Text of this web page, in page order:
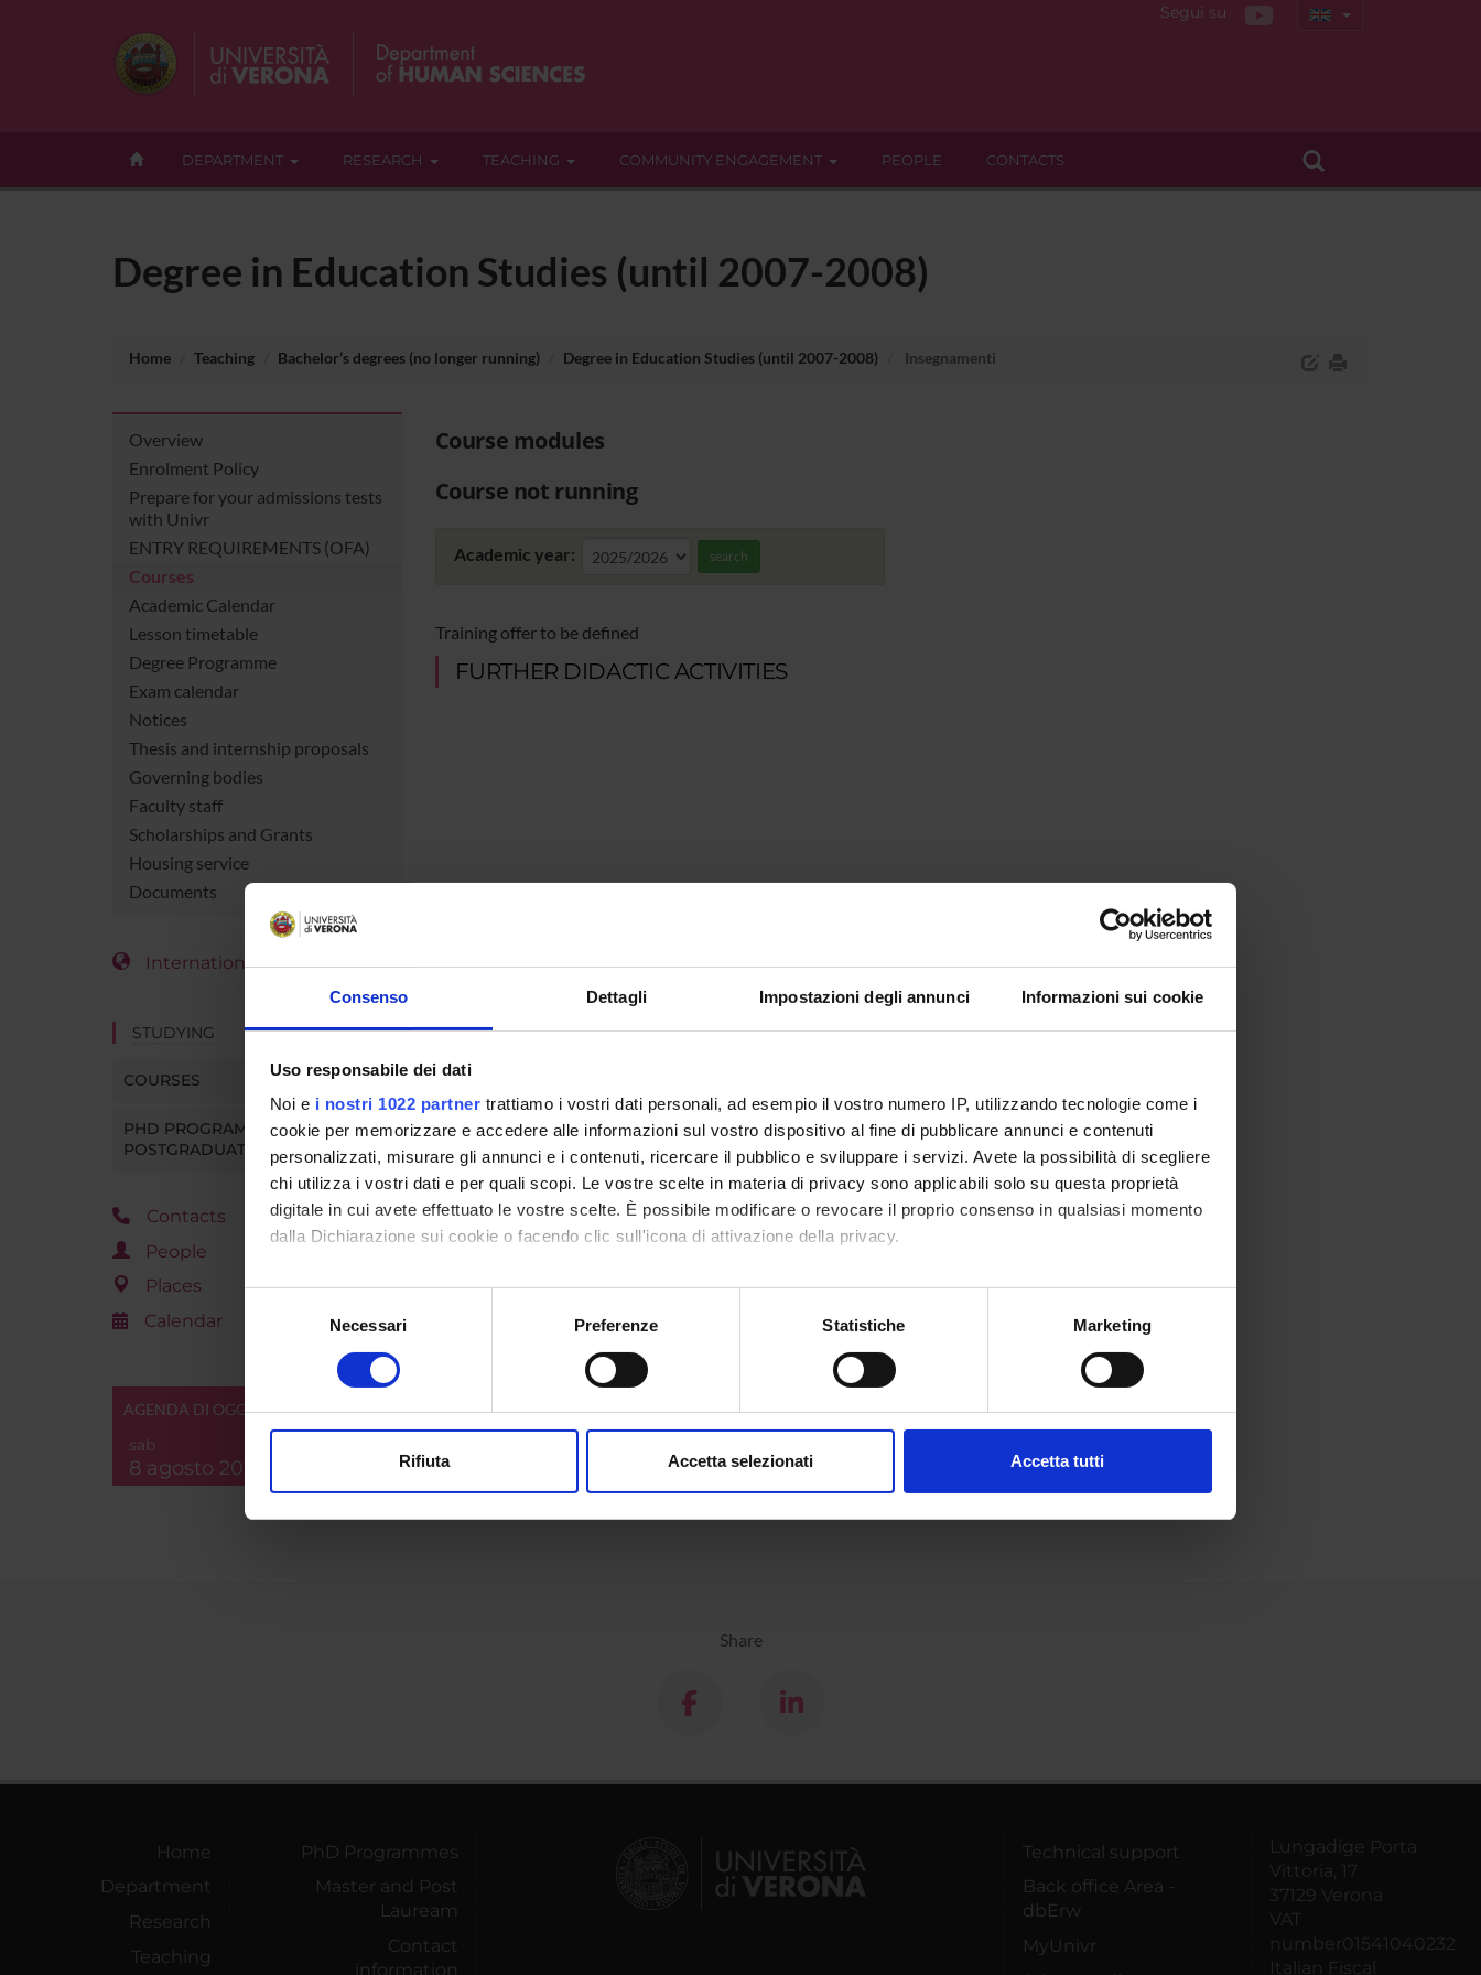
Consenso Dettagli Impostazioni degli annunci Informazioni sui cookie
Uso responsabile dei dati
Noi e i nostri 1022 partner trattiamo i vostri dati personali, ad esempio il vostro numero IP, utilizzando tecnologie come i
cookie per memorizzare e accedere alle informazioni sul vostro dispositivo al fine di pubblicare annunci e contenuti
personalizzati, misurare gli annunci e i contenuti, ricercare il pubblico e sviluppare i servizi. Avete la possibilità di scegliere
chi utilizza i vostri dati e per quali scopi. Le vostre scelte in materia di privacy sono applicabili solo su questa proprietà
digitale in cui avete effettuato le vostre scelte. È possibile modificare o revocare il proprio consenso in qualsiasi momento
dalla Dichiarazione sui cookie o facendo clic sull'icona di attivazione della privacy.
Con il tuo consenso, vorremmo anche:
raccogliere informazioni sulla tua posizione geografica, con un'approssimazione di qualche metro,
digitali).
modificare o ritirare il tuo consenso in qualsiasi momento dalla Dichiarazione sui cookie.
Necessari Preferenze Statistiche Marketing
Rifiuta Accetta selezionati Accetta tutti
Segui su
DEPARTMENT RESEARCH TEACHING COMMUNITY ENGAGEMENT PEOPLE CONTACTS
Degree in Education Studies (until 2007-2008)
Home Teaching Bachelor’s degrees (no longer running) Degree in Education Studies (until 2007-2008) Insegnamenti
Overview
Enrolment Policy
Prepare for your admissions tests
with Univr
ENTRY REQUIREMENTS (OFA)
Courses
Academic Calendar
Lesson timetable
Degree Programme
Exam calendar
Notices
Thesis and internship proposals
Governing bodies
Faculty staff
Scholarships and Grants
Housing service
Documents
International Students
STUDYING
COURSES
PHD PROGRAMMES AND
POSTGRADUATE TRAINING
Contacts
People
Places
Calendar
AGENDA DI OGGI
sab
8 agosto 2026
Course modules
Course not running
Academic year: search
Training offer to be defined
FURTHER DIDACTIC ACTIVITIES
Share
Home
Department
Research
Teaching
PhD Programmes
Master and Post
Lauream
Contact
information
Technical support
Back office Area -
dbErw
MyUnivr
Lungadige Porta
Vittoria, 17
37129 Verona
VAT
number01541040232
Italian Fiscal